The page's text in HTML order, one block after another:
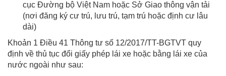
cục Đường bộ Việt Nam hoặc Sở Giao thông vận tải
(nơi đăng ký cư trú, lưu trú, tạm trú hoặc định cư lâu
dài)
Khoản 1 Điều 41 Thông tư số 12/2017/TT-BGTVT quy
định về thủ tục đổi giấy phép lái xe hoặc bằng lái xe của
nước ngoài như sau: